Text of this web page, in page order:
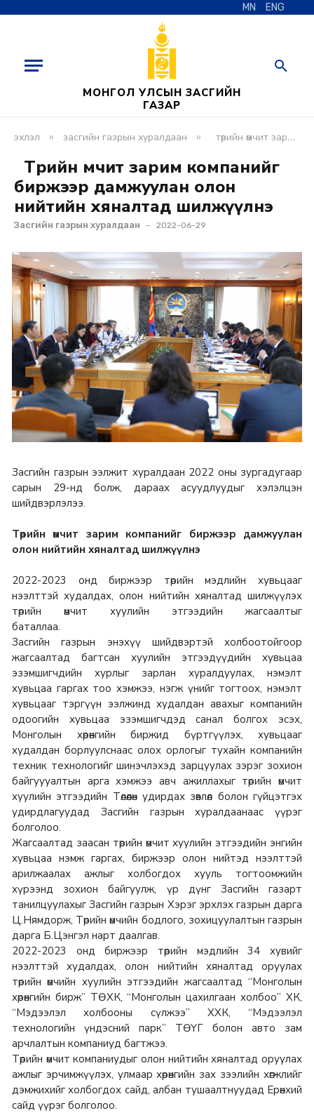
MN ENG
МОНГОЛ УЛСЫН ЗАСГИЙН
ГАЗАР
эхлэл » засгийн газрын хуралдаан » төрийн өмчит зарим компанийг биржээр дамжуулан олон нийтийн хяналтад шилжүүлнэ
Төрийн өмчит зарим компанийг
биржээр дамжуулан олон
нийтийн хяналтад шилжүүлнэ
Засгийн газрын хуралдаан 2022-06-29
Засгийн газрын ээлжит хуралдаан 2022 оны зургадугаар
сарын 29-нд болж, дараах асуудлуудыг хэлэлцэн
шийдвэрлэлээ.
Төрийн өмчит зарим компанийг биржээр дамжуулан
олон нийтийн хяналтад шилжүүлнэ
2022-2023 онд биржээр төрийн мэдлийн хувьцааг
нээлттэй худалдах, олон нийтийн хяналтад шилжүүлэх
төрийн өмчит хуулийн этгээдийн жагсаалтыг
баталлаа.
Засгийн газрын энэхүү шийдвэртэй холбоотойгоор
жагсаалтад багтсан хуулийн этгээдүүдийн хувьцаа
эзэмшигчдийн хурлыг зарлан хуралдуулах, нэмэлт
хувьцаа гаргах тоо хэмжээ, нэгж үнийг тогтоох, нэмэлт
хувьцааг тэргүүн ээлжинд худалдан авахыг компанийн
одоогийн хувьцаа эзэмшигчдэд санал болгох эсэх,
Монголын хөрөнгийн биржид бүртгүүлэх, хувьцааг
худалдан борлуулснаас олох орлогыг тухайн компанийн
техник технологийг шинэчлэхэд зарцуулах зэрэг зохион
байгуууалтын арга хэмжээ авч ажиллахыг төрийн өмчит
хуулийн этгээдийн Төлөөлөн удирдах зөвлөл болон гүйцэтгэх
удирдлагуудад Засгийн газрын хуралдаанаас үүрэг
болголоо.
Жагсаалтад заасан төрийн өмчит хуулийн этгээдийн энгийн
хувьцаа нэмж гаргах, биржээр олон нийтэд нээлттэй
арилжаалах ажлыг холбогдох хууль тогтоомжийн
хүрээнд зохион байгуулж, үр дүнг Засгийн газарт
танилцуулахыг Засгийн газрын Хэрэг эрхлэх газрын дарга
Ц.Нямдорж, Төрийн өмчийн бодлого, зохицуулалтын газрын
дарга Б.Цэнгэл нарт даалгав.
2022-2023 онд биржээр төрийн мэдлийн 34 хувийг
нээлттэй худалдах, олон нийтийн хяналтад оруулах
төрийн өмчийн хуулийн этгээдийн жагсаалтад “Монголын
хөрөнгийн бирж” ТӨХК, “Монголын цахилгаан холбоо” ХК,
“Мэдээлэл холбооны сүлжээ” ХХК, “Мэдээлэл
технологийн үндэсний парк” ТӨҮГ болон авто зам
арчлалтын компаниуд багтжээ.
Төрийн өмчит компаниудыг олон нийтийн хяналтад оруулах
ажлыг эрчимжүүлэх, улмаар хөрөнгийн зах зээлийн хөгжлийг
дэмжихийг холбогдох сайд, албан тушаалтнуудад Ерөнхий
сайд үүрэг болголоо.